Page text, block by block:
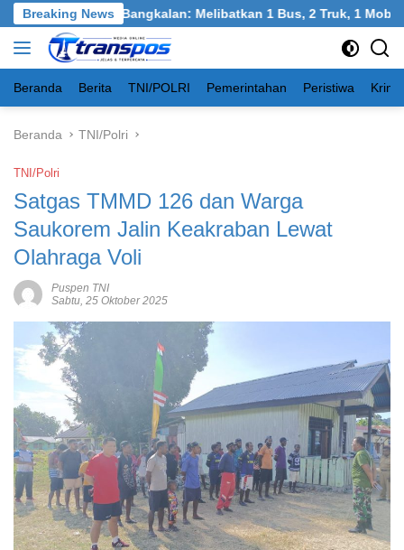
Langsung
ke
konten
Breaking News
Burneh, Bangkalan: Melibatkan 1 Bus, 2 Truk, 1 Mobil, 1
Beranda Berita TNI/POLRI Pemerintahan Peristiwa
Beranda TNI/Polri
TNI/Polri
Satgas TMMD 126 dan Warga
Saukorem Jalin Keakraban Lewat
Olahraga Voli
Puspen TNI
Sabtu, 25 Oktober 2025